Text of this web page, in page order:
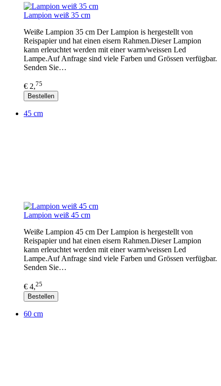
Lampion weiß 35 cm
Weiße Lampion 35 cm Der Lampion is hergestellt von
Reispapier und hat einen eisern Rahmen.Dieser Lampion
kann erleuchtet werden mit einer warm/weissen Led
Lampe.Auf Anfrage sind viele Farben und Grössen verfügbar.
Senden Sie…
€ 2,75
Bestellen
45 cm
Lampion weiß 45 cm
Weiße Lampion 45 cm Der Lampion is hergestellt von
Reispapier und hat einen eisern Rahmen.Dieser Lampion
kann erleuchtet werden mit einer warm/weissen Led
Lampe.Auf Anfrage sind viele Farben und Grössen verfügbar.
Senden Sie…
€ 4,25
Bestellen
60 cm